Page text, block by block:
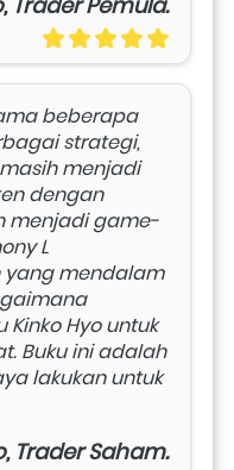
beberapa
strategi,
menjadi
dengan
menjadi game-
L
mendalam
Hyo untuk
Buku ini adalah
lakukan untuk
Trader Saham.